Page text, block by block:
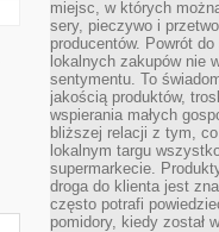
miejsc, w których
sery, pieczywo i
producentów. Powrót
lokalnych zakupów nie
sentymentu. To
jakością produktów,
wspierania małych
bliższej relacji z tym,
lokalnym targu
supermarkecie.
droga do klienta jest
często potrafi
pomidory, kiedy został